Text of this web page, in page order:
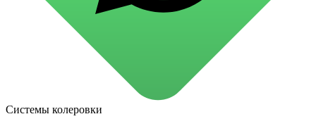
для стекол и зеркал
для ароматизации и нейтрализации запахов
для стирки и ухода за тканями
для ковров и текстильных изделий
специализированные чистящие средства
универсальные чистящие средства
дезинфицирующие средства
Автохимия и автокосметика
Системы колеровки